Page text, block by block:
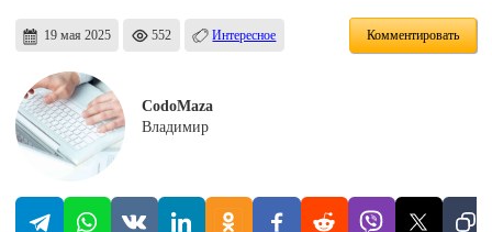
19 мая 2025 552 Интересное Комментировать
CodoMaza
Владимир